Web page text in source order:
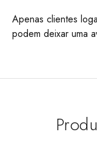
Apenas clientes
podem deixar uma